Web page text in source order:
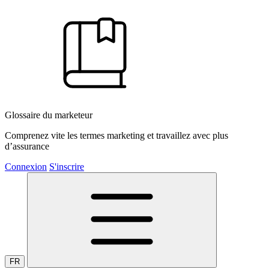
Glossaire du marketeur
Comprenez vite les termes marketing et travaillez avec plus
d’assurance
Connexion S'inscrire
FR